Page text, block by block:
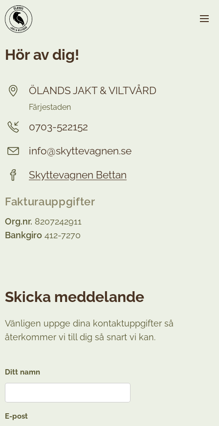
Hör av dig!
ÖLANDS JAKT & VILTVÅRD
Färjestaden
0703-522152
info@skyttevagnen.se
Skyttevagnen Bettan
Fakturauppgifter
Org.nr. 8207242911
Bankgiro 412-7270
Skicka meddelande
Vänligen uppge dina kontaktuppgifter så
återkommer vi till dig så snart vi kan.
Ditt namn
E-post